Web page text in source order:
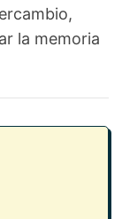
la memoria